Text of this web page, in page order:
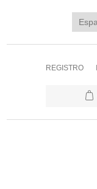
REGISTRO